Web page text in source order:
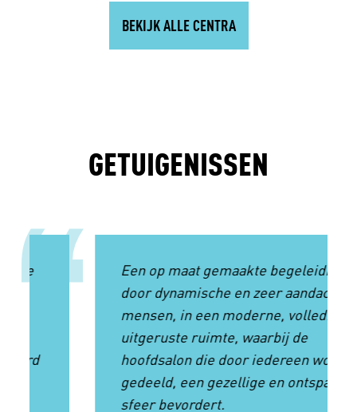
BEKIJK ALLE CENTRA
GETUIGENISSEN
“Een op maat gemaakte begeleiding
door dynamische en zeer aandachtige
mensen, in een moderne, volledig
uitgeruste ruimte, waarbij de
hoofdsalon die door iedereen wordt
gedeeld, een gezellige en ontspannen
sfeer bevordert.